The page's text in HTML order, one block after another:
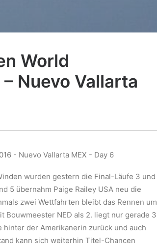
World
Nuevo Vallarta
wurden gestern die Final-Läufe 3 und
5 übernahm Paige Railey USA neu die
zwei Wettfahrten bleibt das Rennen um
NED als 2. liegt nur gerade 3
hinter der Amerikanerin zurück und auch
kann sich weiterhin Titel-Chancen